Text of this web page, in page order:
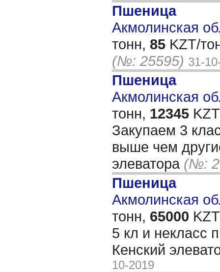
Пшеница
Акмолинская
тонн, 85 KZT/
(№: 25595) 31-
Пшеница
Акмолинская
тонн, 12345
Закупаем 3
выше чем
элеватора (№:
Пшеница
Акмолинская
тонн, 65000
5 кл и некласс
Кенский
10-2019